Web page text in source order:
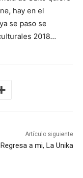
hay en el
se paso se
2018…
Artículo siguiente
Regresa a mi, La Unika